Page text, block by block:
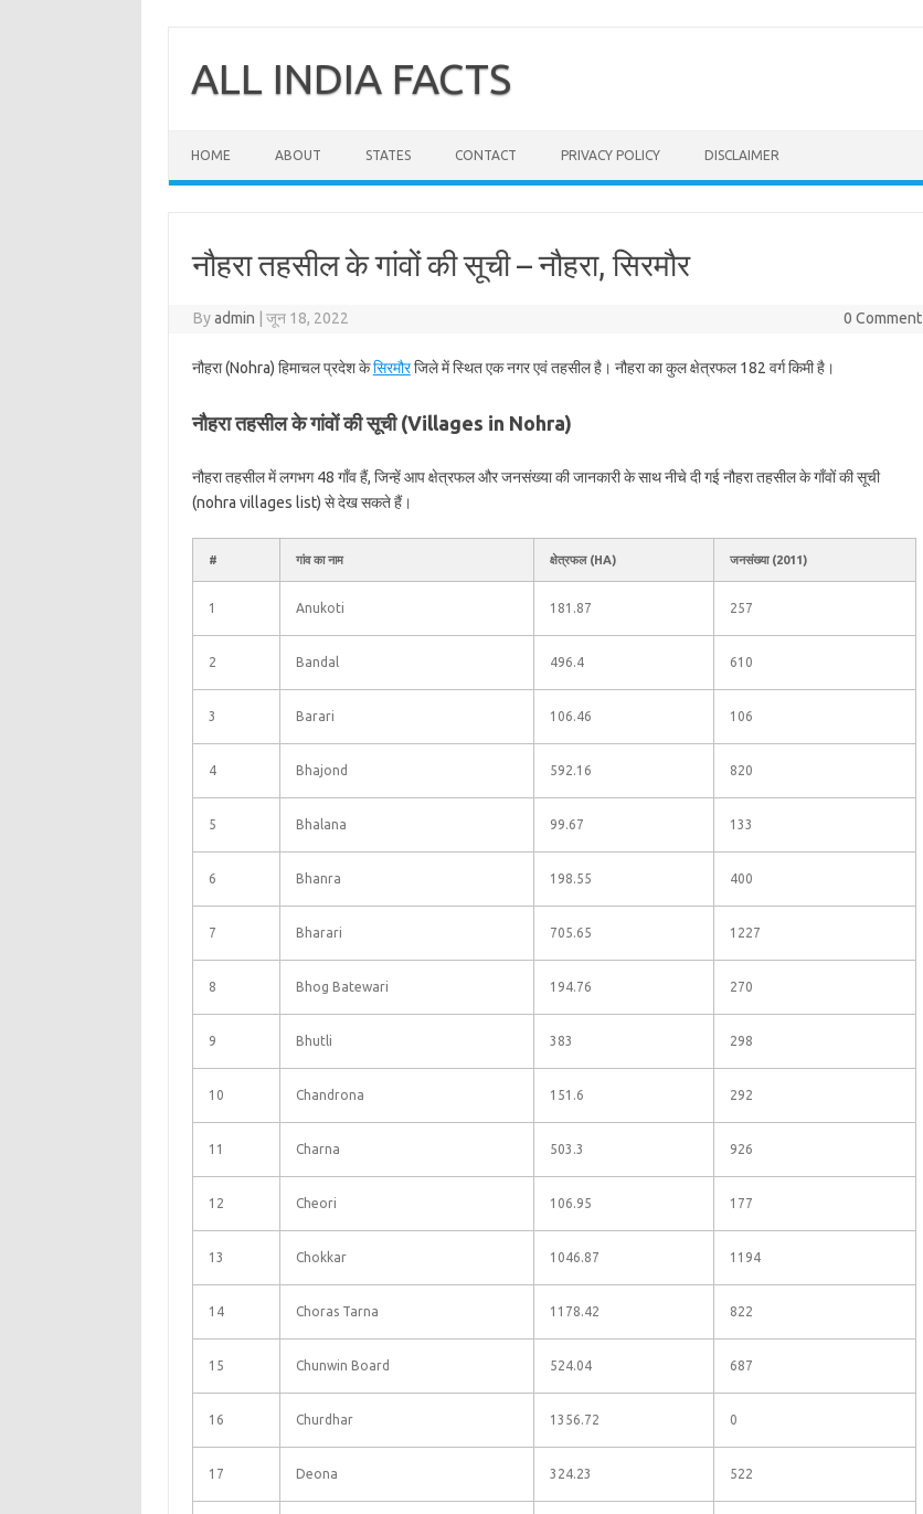
contentALL INDIA FACTS
HOME ABOUT STATES CONTACT PRIVACY POLICY DISCLAIMER
नौहरा तहसील के गांवों की सूची – नौहरा, सिरमौर
Byadmin जून 18, 2022 0 Comment
नौहरा (Nohra) हिमाचल प्रदेश केसिरमौरजिले में स्थित एक नगर एवं तहसील है। नौहरा का कुल क्षेत्रफल 182 वर्ग किमी है।
नौहरा तहसील के गांवों की सूची (Villages in Nohra)
नौहरा तहसील में लगभग 48 गाँव हैं, जिन्हें आप क्षेत्रफल और जनसंख्या की जानकारी के साथ नीचे दी गई नौहरा तहसील के गाँवों की सूची
(nohra villages list) से देख सकते हैं।
# गांव का नाम क्षेत्रफल (HA) जनसंख्या (2011)
1 Anukoti 181.87 257
2 Bandal 496.4 610
3 Barari 106.46 106
4 Bhajond 592.16 820
5 Bhalana 99.67 133
6 Bhanra 198.55 400
7 Bharari 705.65 1227
8 Bhog Batewari 194.76 270
9 Bhutli 383 298
10 Chandrona 151.6 292
11 Charna 503.3 926
12 Cheori 106.95 177
13 Chokkar 1046.87 1194
14 Choras Tarna 1178.42 822
15 Chunwin Board 524.04 687
16 Churdhar 1356.72 0
17 Deona 324.23 522